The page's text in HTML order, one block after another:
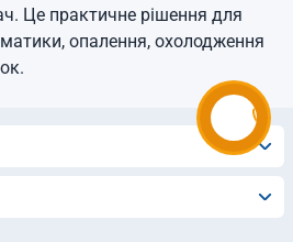
Це практичне рішення для
опалення, охолодження